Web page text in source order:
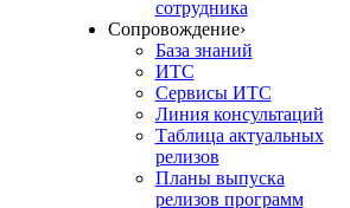
сотрудника
Сопровождение›
База знаний
ИТС
Сервисы ИТС
Линия консультаций
Таблица актуальных
релизов
Планы выпуска
релизов программ